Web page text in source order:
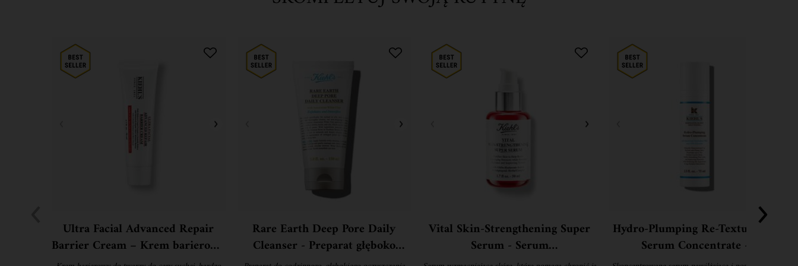
Ultra Facial Advanced Repair
Barrier Cream – Krem barierowy
Rare Earth Deep Pore Daily
Cleanser - Preparat głęboko
Vital Skin-Strengthening Super
Serum - Serum
Hydro-Plumping Re-Texturizing
Serum Concentrate -